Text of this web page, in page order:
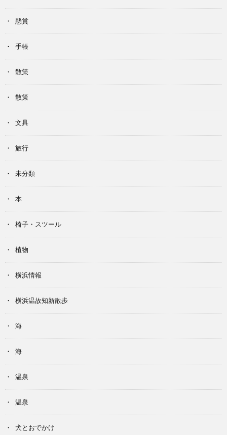
懸賞
手帳
散策
散策
文具
旅行
未分類
本
椅子・スツール
植物
横浜情報
横浜温故知新散歩
海
海
温泉
温泉
犬とおでかけ